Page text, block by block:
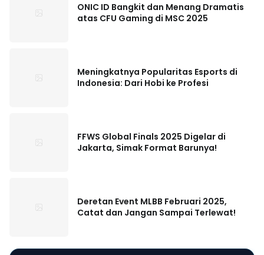
ONIC ID Bangkit dan Menang Dramatis
atas CFU Gaming di MSC 2025
Meningkatnya Popularitas Esports di
Indonesia: Dari Hobi ke Profesi
FFWS Global Finals 2025 Digelar di
Jakarta, Simak Format Barunya!
Deretan Event MLBB Februari 2025,
Catat dan Jangan Sampai Terlewat!